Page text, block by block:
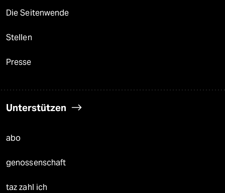
Die Seitenwende
Stellen
Presse
Unterstützen
abo
genossenschaft
taz zahl ich